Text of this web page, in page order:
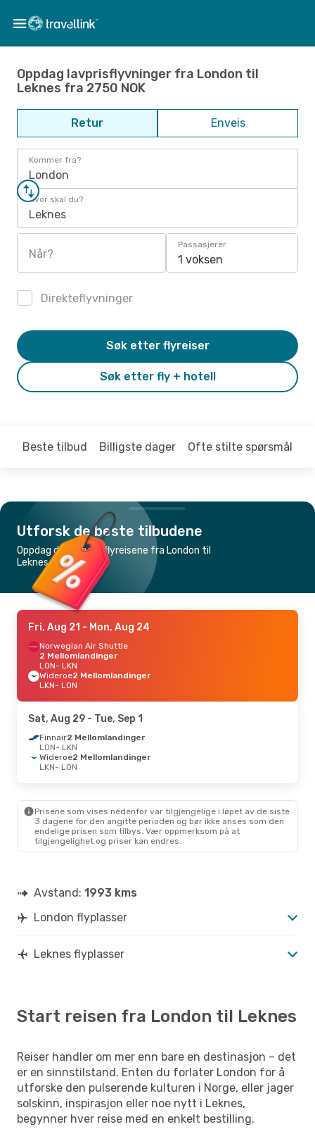
Oppdag lavprisflyvninger fra London til
Leknes fra 2750 NOK
Retur Enveis
Kommer fra?
London
Hvor skal du?
Leknes
Når?
Passasjerer
1 voksen
Direkteflyvninger
Søk etter fly + hotell
Søk etter flyreiser
Beste tilbud Billigste dager Ofte stilte spørsmål
Utforsk de beste tilbudene
Oppdag de billigste flyreisene fra London til
Leknes
Fri, Aug 21 - Mon, Aug 24
Norwegian Air Shuttle
2 Mellomlandinger
LON- LKN
Wideroe2 Mellomlandinger
LKN- LON
Sat, Aug 29 - Tue, Sep 1
Finnair2 Mellomlandinger
LON- LKN
Wideroe2 Mellomlandinger
LKN- LON
Prisene som vises nedenfor var tilgjengelige i løpet av de siste
3 dagene for den angitte perioden og bør ikke anses som den
endelige prisen som tilbys. Vær oppmerksom på at
tilgjengelighet og priser kan endres.
Avstand: 1993 kms
London flyplasser
Leknes flyplasser
Start reisen fra London til Leknes
Reiser handler om mer enn bare en destinasjon – det
er en sinnstilstand. Enten du forlater London for å
utforske den pulserende kulturen i Norge, eller jager
solskinn, inspirasjon eller noe nytt i Leknes,
begynner hver reise med en enkelt bestilling.